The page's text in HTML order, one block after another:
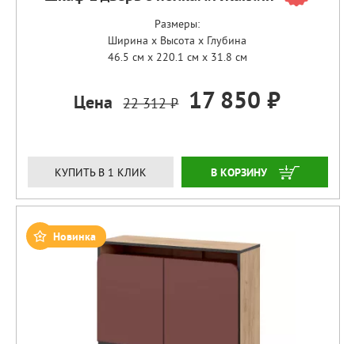
Размеры:
Ширина x Высота x Глубина
46.5 см x 220.1 см x 31.8 см
Цена 22 312 ₽ 17 850 ₽
КУПИТЬ В 1 КЛИК ЗАКАЗАТЬ
Новинка